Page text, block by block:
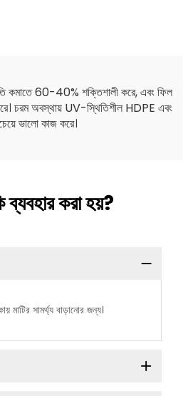
কমাতে 60-40% শক্তিশালী করে, এবং ফিল
চরম অবস্থায় UV-স্থিতিশীল HDPE এবং
ভালো কাজ করে।
ব্যবহার করা হয়?
মাটির সামর্থ্য বাড়ানোর জন্য।